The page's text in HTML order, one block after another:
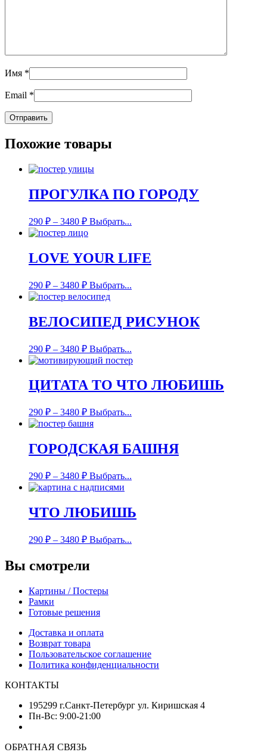
Имя *
Email *
Похожие товары
ПРОГУЛКА ПО ГОРОДУ
290 ₽ – 3480 ₽ Выбрать...
LOVE YOUR LIFE
290 ₽ – 3480 ₽ Выбрать...
ВЕЛОСИПЕД РИСУНОК
290 ₽ – 3480 ₽ Выбрать...
ЦИТАТА ТО ЧТО ЛЮБИШЬ
290 ₽ – 3480 ₽ Выбрать...
ГОРОДСКАЯ БАШНЯ
290 ₽ – 3480 ₽ Выбрать...
ЧТО ЛЮБИШЬ
290 ₽ – 3480 ₽ Выбрать...
Вы смотрели
Картины / Постеры
Рамки
Готовые решения
Доставка и оплата
Возврат товара
Пользовательское соглашение
Политика конфиденциальности
КОНТАКТЫ
195299 г.Санкт-Петербург ул. Киришская 4
Пн-Вс: 9:00-21:00
ОБРАТНАЯ СВЯЗЬ